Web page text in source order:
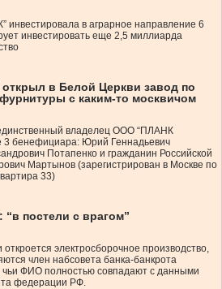
инвестировала в аграрное направление 6
инвестировать еще 2,5 миллиарда
в Белой Церкви завод по
с каким-то москвичом
владелец ООО “ПЛАНК
3 бенефициара: Юрий Геннадьевич
Потапенко и гражданин Российской
Мартынов (зарегистрирован в Москве по
33)
постели с врагом”
откроется электросборочное производство,
член набсовета банка-банкрота
чьи ФИО полностью совпадают с данными
федерации РФ.